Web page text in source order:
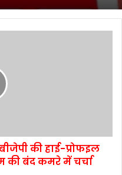
की हाई-प्रोफइल
की बंद कमरे में चर्चा